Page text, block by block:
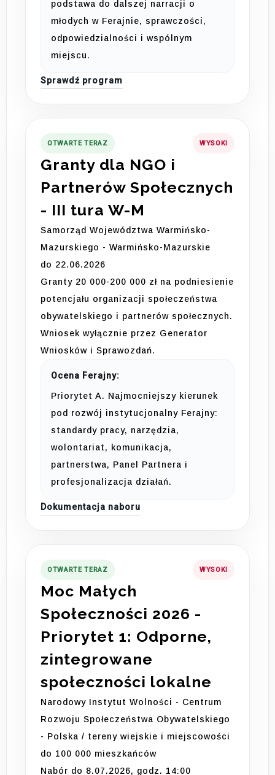
podstawa do dalszej narracji o
młodych w Ferajnie, sprawczości,
odpowiedzialności i wspólnym
miejscu.
Sprawdź program
OTWARTE TERAZ WYSOKI
Granty dla NGO i
Partnerów Społecznych
- III tura W-M
Samorząd Województwa Warmińsko-
Mazurskiego - Warmińsko-Mazurskie
do 22.06.2026
Granty 20 000-200 000 zł na podniesienie
potencjału organizacji społeczeństwa
obywatelskiego i partnerów społecznych.
Wniosek wyłącznie przez Generator
Wniosków i Sprawozdań.
Ocena Ferajny:
Priorytet A. Najmocniejszy kierunek
pod rozwój instytucjonalny Ferajny:
standardy pracy, narzędzia,
wolontariat, komunikacja,
partnerstwa, Panel Partnera i
profesjonalizacja działań.
Dokumentacja naboru
OTWARTE TERAZ WYSOKI
Moc Małych
Społeczności 2026 -
Priorytet 1: Odporne,
zintegrowane
społeczności lokalne
Narodowy Instytut Wolności - Centrum
Rozwoju Społeczeństwa Obywatelskiego
- Polska / tereny wiejskie i miejscowości
do 100 000 mieszkańców
Nabór do 8.07.2026, godz. 14:00